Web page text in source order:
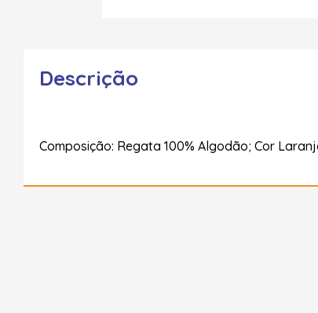
Descrição
Composição: Regata 100% Algodão; Cor